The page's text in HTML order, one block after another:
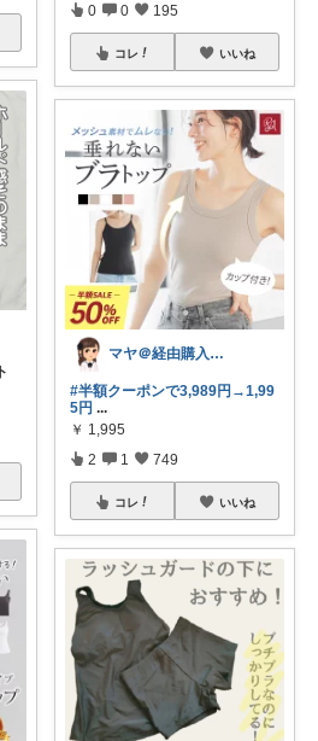
0 0 195
コレ いいね
マヤ＠経由購入に感謝❤️
#半額クーポンで3,989円→1,99
5円 ...
￥ 1,995
2 1 749
コレ いいね